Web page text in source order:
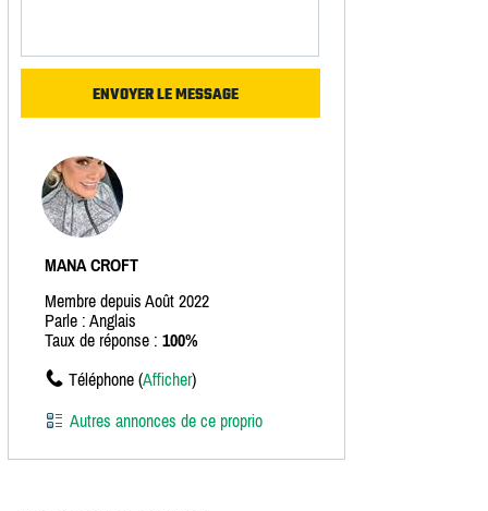
MANA CROFT
Membre depuis Août 2022
Parle : Anglais
Taux de réponse : 100%
Téléphone (Afficher)
Autres annonces de ce proprio